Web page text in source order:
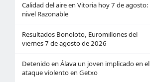
Calidad del aire en Vitoria hoy 7 de agosto:
nivel Razonable
Resultados Bonoloto, Euromillones del
viernes 7 de agosto de 2026
Detenido en Álava un joven implicado en el
ataque violento en Getxo